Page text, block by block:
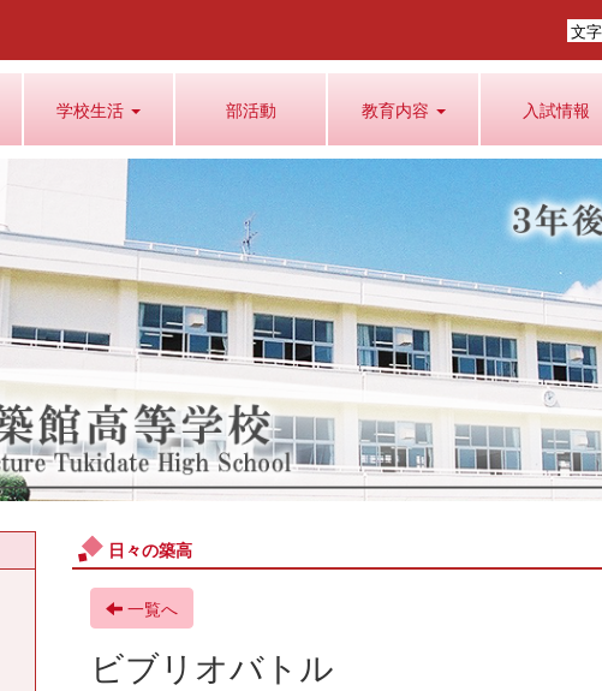
文字
学校生活 部活動 教育内容 入試情報
日々の築高
一覧へ
ビブリオバトル